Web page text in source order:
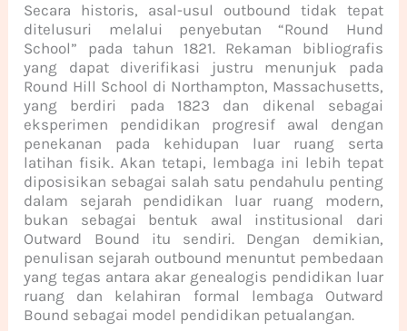
Secara historis, asal-usul outbound tidak tepat
ditelusuri melalui penyebutan “Round Hund
School” pada tahun 1821. Rekaman bibliografis
yang dapat diverifikasi justru menunjuk pada
Round Hill School di Northampton, Massachusetts,
yang berdiri pada 1823 dan dikenal sebagai
eksperimen pendidikan progresif awal dengan
penekanan pada kehidupan luar ruang serta
latihan fisik. Akan tetapi, lembaga ini lebih tepat
diposisikan sebagai salah satu pendahulu penting
dalam sejarah pendidikan luar ruang modern,
bukan sebagai bentuk awal institusional dari
Outward Bound itu sendiri. Dengan demikian,
penulisan sejarah outbound menuntut pembedaan
yang tegas antara akar genealogis pendidikan luar
ruang dan kelahiran formal lembaga Outward
Bound sebagai model pendidikan petualangan.